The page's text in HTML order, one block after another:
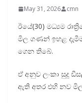
May 31, 2026 cmn
ඊයේ(30) මධ්‍යම
මිල ගණන් ඉහළ
ගෙන තිබේ.
ඒ අනුව ලංකා සුදු
ඇති අතර එහි නව